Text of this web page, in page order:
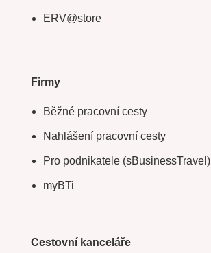
ERV@store
Firmy
Běžné pracovní cesty
Nahlášení pracovní cesty
Pro podnikatele (sBusinessTravel)
myBTi
Cestovní kanceláře